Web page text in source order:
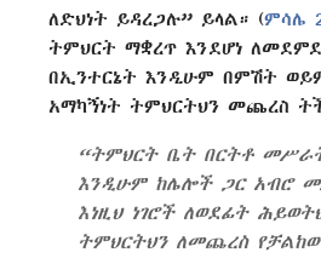
ለድህነት ይዳረጋሉ” ይላል። (ምሳሌ
ትምህርት ማቋረጥ እንደሆነ
በኢንተርኔት እንዲሁም በምሽት
አማካኝነት ትምህርትህን መጨረስ
“ትምህርት ቤት በርትቶ
እንዲሁም ከሌሎች ጋር አብሮ
እነዚህ ነገሮች ለወደፊት
ትምህርትህን ለመጨረስ